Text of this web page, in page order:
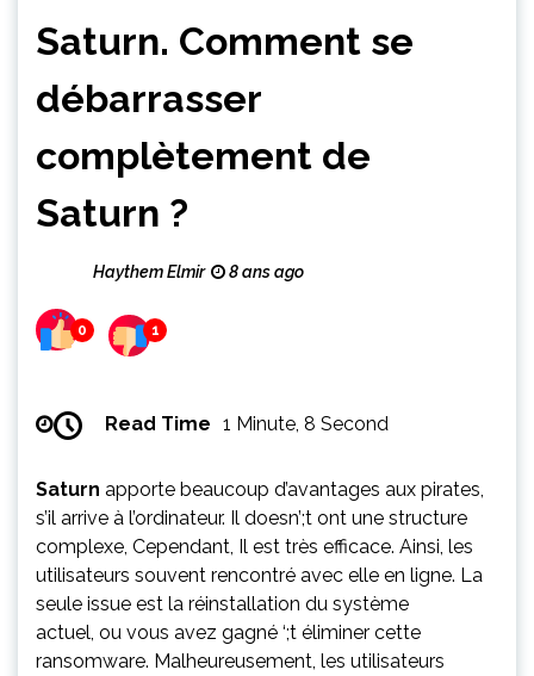
Saturn. Comment se
débarrasser
complètement de
Saturn ?
Haythem Elmir 8 ans ago
0 1
Read Time 1 Minute, 8 Second
Saturn apporte beaucoup d’avantages aux pirates,
s’il arrive à l’ordinateur. Il doesn’;t ont une structure
complexe, Cependant, Il est très efficace. Ainsi, les
utilisateurs souvent rencontré avec elle en ligne. La
seule issue est la réinstallation du système
actuel, ou vous avez gagné ‘;t éliminer cette
ransomware. Malheureusement, les utilisateurs